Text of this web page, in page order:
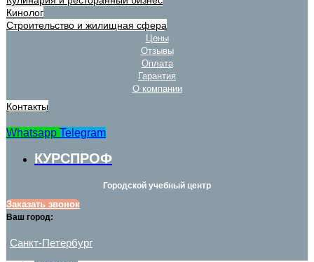
Кинолог
Строительство и жилищная сфера
Цены
Отзывы
Оплата
Гарантия
О компании
Контакты
Whatsapp Telegram
КУРСПРОФ
Городской учебный центр
Заказать звонок
Ваш город:
Санкт-Петербург